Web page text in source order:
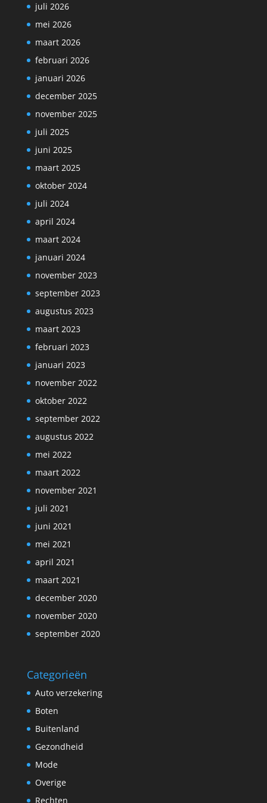
juli 2026
mei 2026
maart 2026
februari 2026
januari 2026
december 2025
november 2025
juli 2025
juni 2025
maart 2025
oktober 2024
juli 2024
april 2024
maart 2024
januari 2024
november 2023
september 2023
augustus 2023
maart 2023
februari 2023
januari 2023
november 2022
oktober 2022
september 2022
augustus 2022
mei 2022
maart 2022
november 2021
juli 2021
juni 2021
mei 2021
april 2021
maart 2021
december 2020
november 2020
september 2020
Categorieën
Auto verzekering
Boten
Buitenland
Gezondheid
Mode
Overige
Rechten